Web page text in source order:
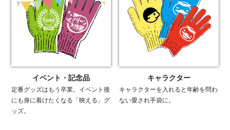
イベント・記念品
定番グッズはもう卒業。イベント後
にも身に着けたくなる「映える」グ
ッズ。
キャラクター
キャラクターを入れると年齢を問わ
ない愛され手袋に。